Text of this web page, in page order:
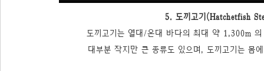
5. 도끼고기(Hatchetfish
도끼고기는 열대/온대 바다의 최대 약 1,300m
대부분 작지만 큰 종류도 있으며, 도끼고기는 몸